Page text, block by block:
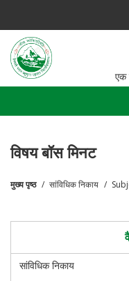
main
content
हेमवती
एक केंद्रीय
विषय बॉस मिनट
मुख्य पृष्ठ सांविधिक निकाय
सांविधिक निकाय